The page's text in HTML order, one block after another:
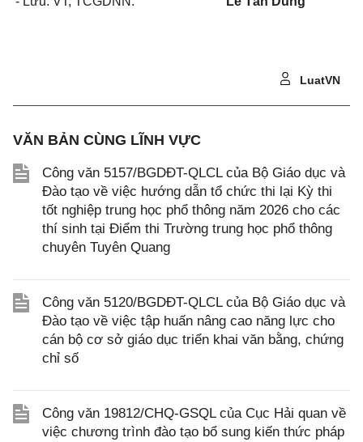
LuatVN
VĂN BẢN CÙNG LĨNH VỰC
Công văn 5157/BGDĐT-QLCL của Bộ Giáo dục và
Đào tạo về việc hướng dẫn tổ chức thi lại Kỳ thi
tốt nghiệp trung học phổ thông năm 2026 cho các
thí sinh tại Điểm thi Trường trung học phổ thông
chuyên Tuyên Quang
Công văn 5120/BGDĐT-QLCL của Bộ Giáo dục và
Đào tạo về việc tập huấn nâng cao năng lực cho
cán bộ cơ sở giáo dục triển khai văn bằng, chứng
chỉ số
Công văn 19812/CHQ-GSQL của Cục Hải quan về
việc chương trình đào tạo bổ sung kiến thức pháp